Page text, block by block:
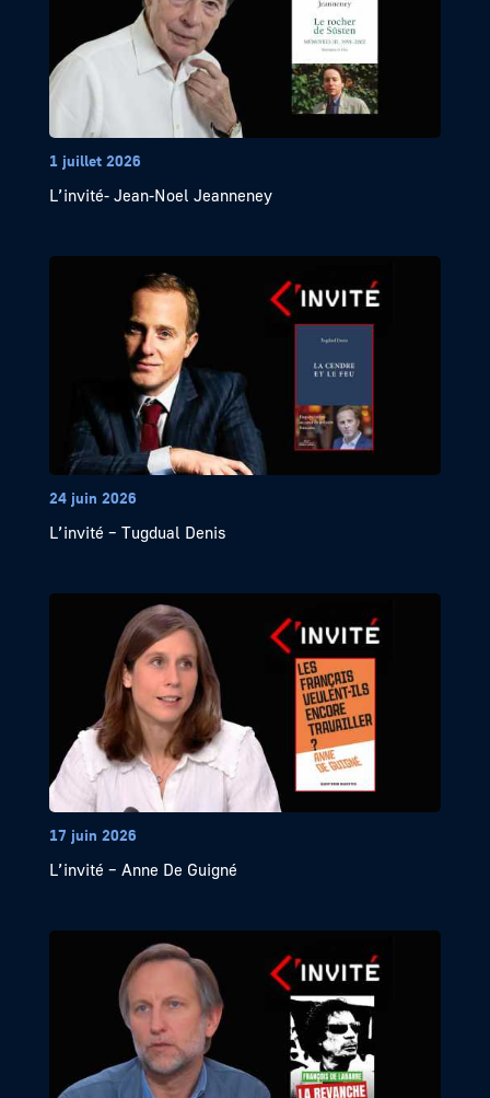
1 juillet 2026
L’invité- Jean-Noel Jeanneney
24 juin 2026
L’invité – Tugdual Denis
17 juin 2026
L’invité – Anne De Guigné